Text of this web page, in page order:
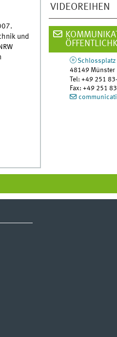
VIDEOREIHEN
und
Schlossplatz
48149 Münster
Tel:+49 251
Fax:+49 251